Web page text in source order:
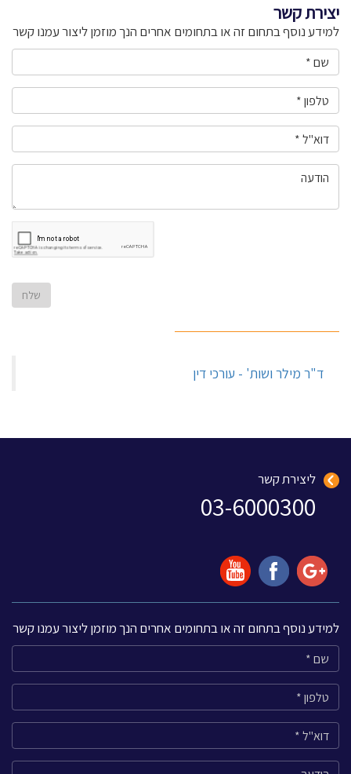
יצירת קשר
למידע נוסף בתחום זה או בתחומים אחרים הנך מוזמן ליצור עמנו קשר
‏ד"ר מילר ושות' - עורכי דין‏
ליצירת קשר
03-6000300
למידע נוסף בתחום זה או בתחומים אחרים הנך מוזמן ליצור עמנו קשר